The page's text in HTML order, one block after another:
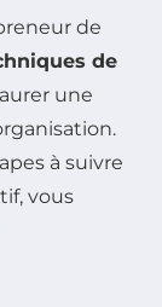
de
de
une
à suivre
vous